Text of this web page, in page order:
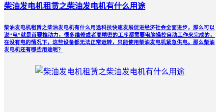
柴油发电机租赁之柴油发电机有什么用途
柴油发电机租赁之柴油发电机有什么用途科技快速发展促进经济社会全面进步，那么可以
说“电”就是首要推动力，很多维修或者高精密的工序都需要电脑操控自动工作来完成的，
在没有电的情况下，这些设备都无法正常运转，只能使用柴油发电机紧急供电。那么柴油
发电机还有哪些用途呢？